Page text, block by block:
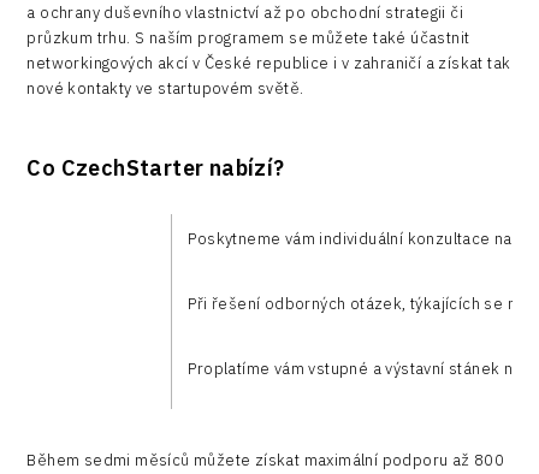
Security
Vehicles
a ochrany duševního vlastnictví až po obchodní strategii či
průzkum trhu. S naším programem se můžete také účastnit
networkingových akcí v České republice i v zahraničí a získat tak
nové kontakty ve startupovém světě.
Co CzechStarter nabízí?
Poskytneme vám individuální konzultace na
Při řešení odborných otázek, týkajících se
Proplatíme vám vstupné a výstavní stánek
Během sedmi měsíců můžete získat maximální podporu až 800